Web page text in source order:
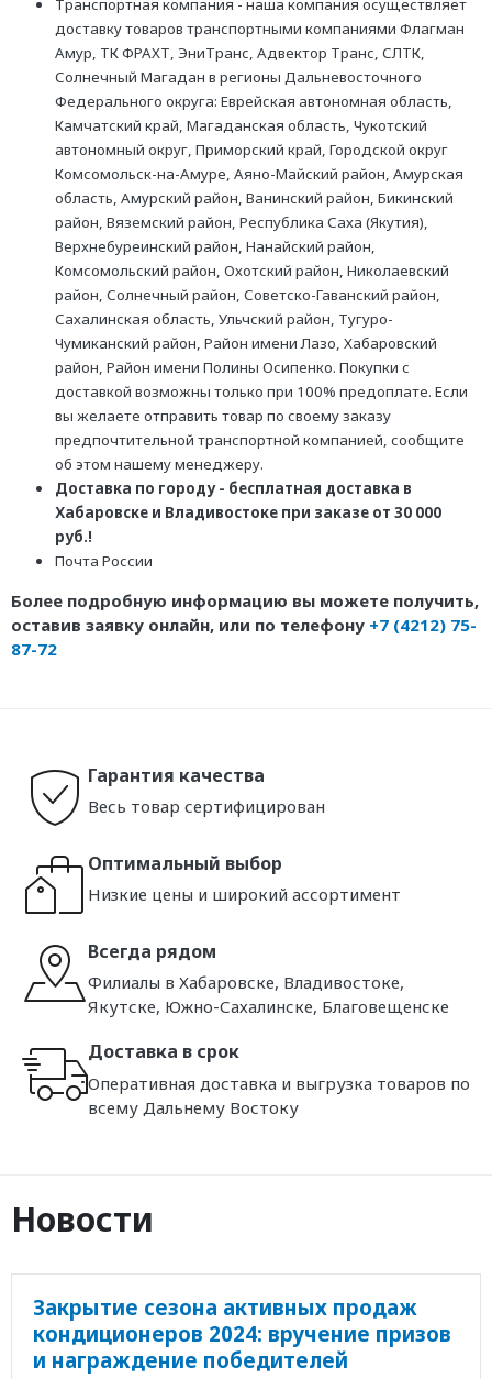
Транспортная компания - наша компания осуществляет
доставку товаров транспортными компаниями Флагман
Амур, ТК ФРАХТ, ЭниТранс, Адвектор Транс, СЛТК,
Солнечный Магадан в регионы Дальневосточного
Федерального округа: Еврейская автономная область,
Камчатский край, Магаданская область, Чукотский
автономный округ, Приморский край, Городской округ
Комсомольск-на-Амуре, Аяно-Майский район, Амурская
область, Амурский район, Ванинский район, Бикинский
район, Вяземский район, Республика Саха (Якутия),
Верхнебуреинский район, Нанайский район,
Комсомольский район, Охотский район, Николаевский
район, Солнечный район, Советско-Гаванский район,
Сахалинская область, Ульчский район, Тугуро-
Чумиканский район, Район имени Лазо, Хабаровский
район, Район имени Полины Осипенко. Покупки с
доставкой возможны только при 100% предоплате. Если
вы желаете отправить товар по своему заказу
предпочтительной транспортной компанией, сообщите
об этом нашему менеджеру.
Доставка по городу - бесплатная доставка в
Хабаровске и Владивостоке при заказе от 30 000
руб.!
Почта России
Более подробную информацию вы можете получить,
оставив заявку онлайн, или по телефону +7 (4212) 75-
87-72
Гарантия качества
Весь товар сертифицирован
Оптимальный выбор
Низкие цены и широкий ассортимент
Всегда рядом
Филиалы в Хабаровске, Владивостоке,
Якутске, Южно-Сахалинске, Благовещенске
Доставка в срок
Оперативная доставка и выгрузка товаров по
всему Дальнему Востоку
Новости
Закрытие сезона активных продаж
кондиционеров 2024: вручение призов
и награждение победителей